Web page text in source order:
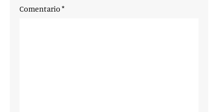
Comentario *